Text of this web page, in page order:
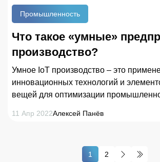
Промышленность
Что такое «умные»
производство?
Умное IoT производство – это
инновационных технологий и
вещей для оптимизации
использованию искусственного
пространства, позволяющие
11 Апр 2022Алексей Панёв
1 2